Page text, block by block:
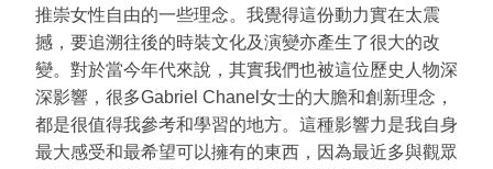
推崇女性自由的一些理念。我覺得這份動力實在太震
撼，要追溯往後的時裝文化及演變亦產生了很大的改
變。對於當今年代來說，其實我們也被這位歷史人物深
深影響，很多Gabriel Chanel女士的大膽和創新理念，
都是很值得我參考和學習的地方。這種影響力是我自身
最大感受和最希望可以擁有的東西，因為最近多與觀眾